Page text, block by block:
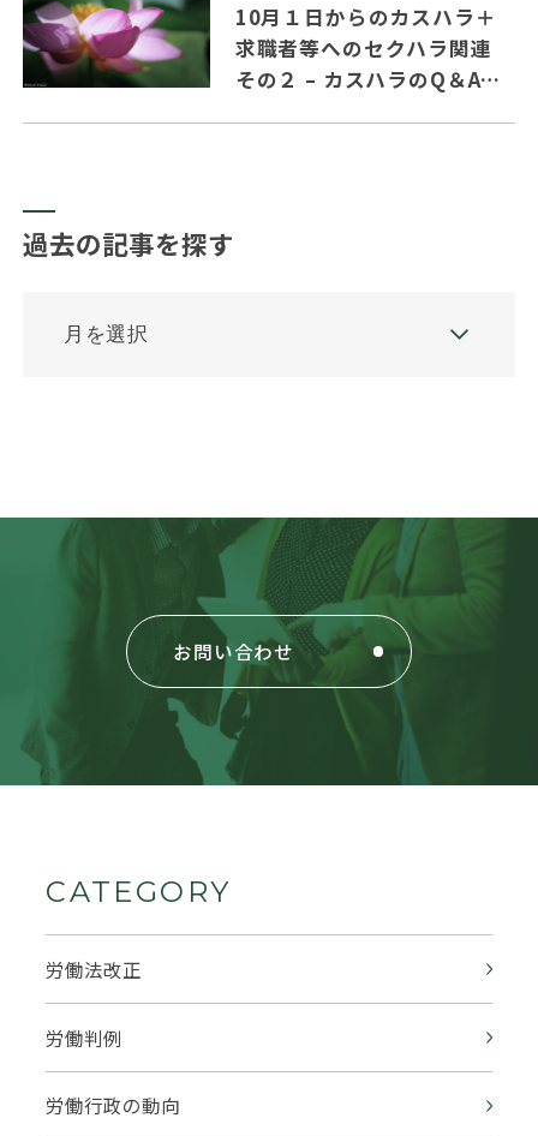
10月１日からのカスハラ＋
求職者等へのセクハラ関連
その２ – カスハラのQ＆Aの
過去の記事を探す
お問い合わせ
CATEGORY
労働法改正
労働判例
労働行政の動向